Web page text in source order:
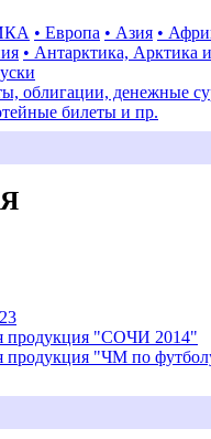
• Европа • Азия •
• Антарктика, Арктика
облигации, денежные
билеты и пр.
продукция "СОЧИ 2014"
продукция "ЧМ по